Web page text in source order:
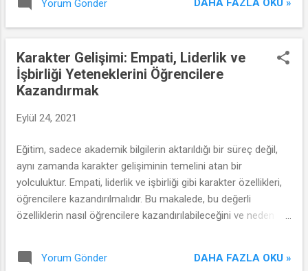
Yorum Gönder DAHA FAZLA OKU »
Karakter Gelişimi: Empati, Liderlik ve
İşbirliği Yeteneklerini Öğrencilere
Kazandırmak
Eylül 24, 2021
Eğitim, sadece akademik bilgilerin aktarıldığı bir süreç değil,
aynı zamanda karakter gelişiminin temelini atan bir
yolculuktur. Empati, liderlik ve işbirliği gibi karakter özellikleri,
öğrencilere kazandırılmalıdır. Bu makalede, bu değerli
özelliklerin nasıl öğrencilere kazandırılabileceğini ve neden bu
Yorum Gönder DAHA FAZLA OKU »